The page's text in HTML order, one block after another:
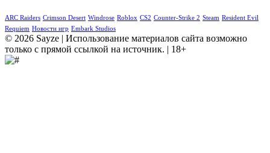
ARC Raiders Crimson Desert Windrose Roblox CS2 Counter-Strike 2 Steam Resident Evil
Requiem Новости игр Embark Studios
© 2026 Sayze | Использование материалов сайта возможно
только с прямой ссылкой на источник. | 18+